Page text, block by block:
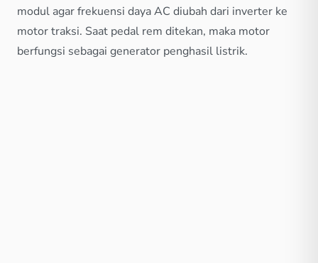
modul agar frekuensi daya AC diubah dari inverter ke
motor traksi. Saat pedal rem ditekan, maka motor
berfungsi sebagai generator penghasil listrik.